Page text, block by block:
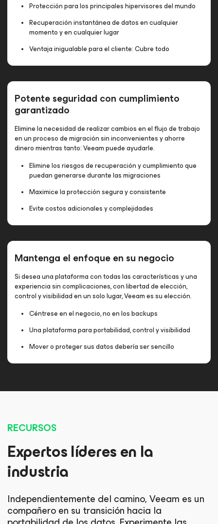
Protección para los principales hipervisores del mundo
Recuperación instantánea de datos en cualquier
momento y en cualquier lugar
Ventaja inigualable para el cliente: Cubre todo
Potente seguridad con cumplimiento
garantizado
Elimine la necesidad de realizar cambios en el flujo de trabajo
en un proceso de migración sin inconvenientes y ahorre
dinero mientras tanto: Veeam puede ayudarle.
Elimine los riesgos de recuperación y cumplimiento que
puedan generarse durante las migraciones
Maximice la protección segura y consistente
Evite costos adicionales y complejidades
Mantenga el enfoque en su negocio
Si desea una plataforma con todas las características y una
experiencia sin complicaciones, con libertad de elección,
control y visibilidad en un solo lugar, Veeam es su elección.
Céntrese en el negocio, no en los backups
Una plataforma para portabilidad, control y visibilidad
Mover o proteger sus datos debería ser sencillo
RECURSOS
Expertos líderes en la
industria
Independientemente del camino, Veeam es un
compañero en su transición hacia la